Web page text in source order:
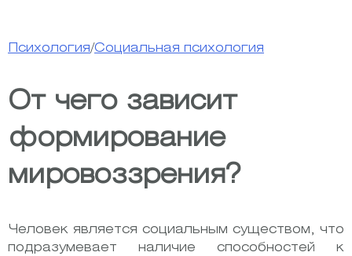
Психология/Социальная психология
От чего зависит
формирование
мировоззрения?
Человек является социальным существом, что
подразумевает наличие способностей к